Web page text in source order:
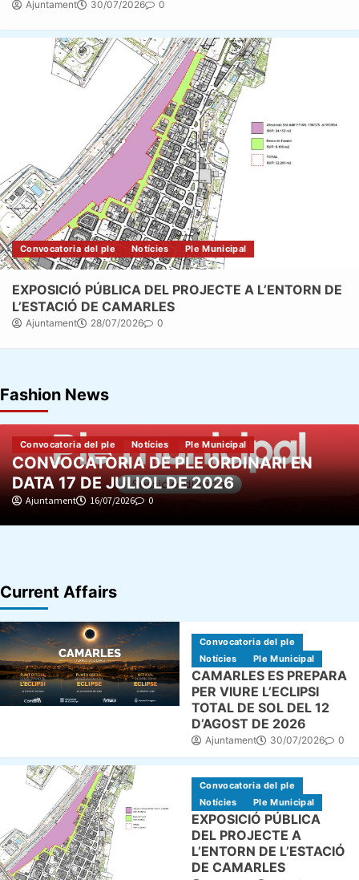
Ajuntament 30/07/2026 0
Convocatoria del ple Notícies Ple Municipal
EXPOSICIÓ PÚBLICA DEL PROJECTE A L’ENTORN DE
L’ESTACIÓ DE CAMARLES
Ajuntament 28/07/2026 0
Fashion News
Convocatoria del ple Notícies Ple Municipal
PROJECTE MUNICIPAL EN EXPOSICIÓ
PÚBLICA
Ajuntament 10/07/2026 0
Current Affairs
Convocatoria del ple
Notícies
Ple Municipal
CAMARLES ES PREPARA
PER VIURE L’ECLIPSI
TOTAL DE SOL DEL 12
D’AGOST DE 2026
Ajuntament 30/07/2026 0
Convocatoria del ple
Notícies
Ple Municipal
EXPOSICIÓ PÚBLICA
DEL PROJECTE A
L’ENTORN DE L’ESTACIÓ
DE CAMARLES